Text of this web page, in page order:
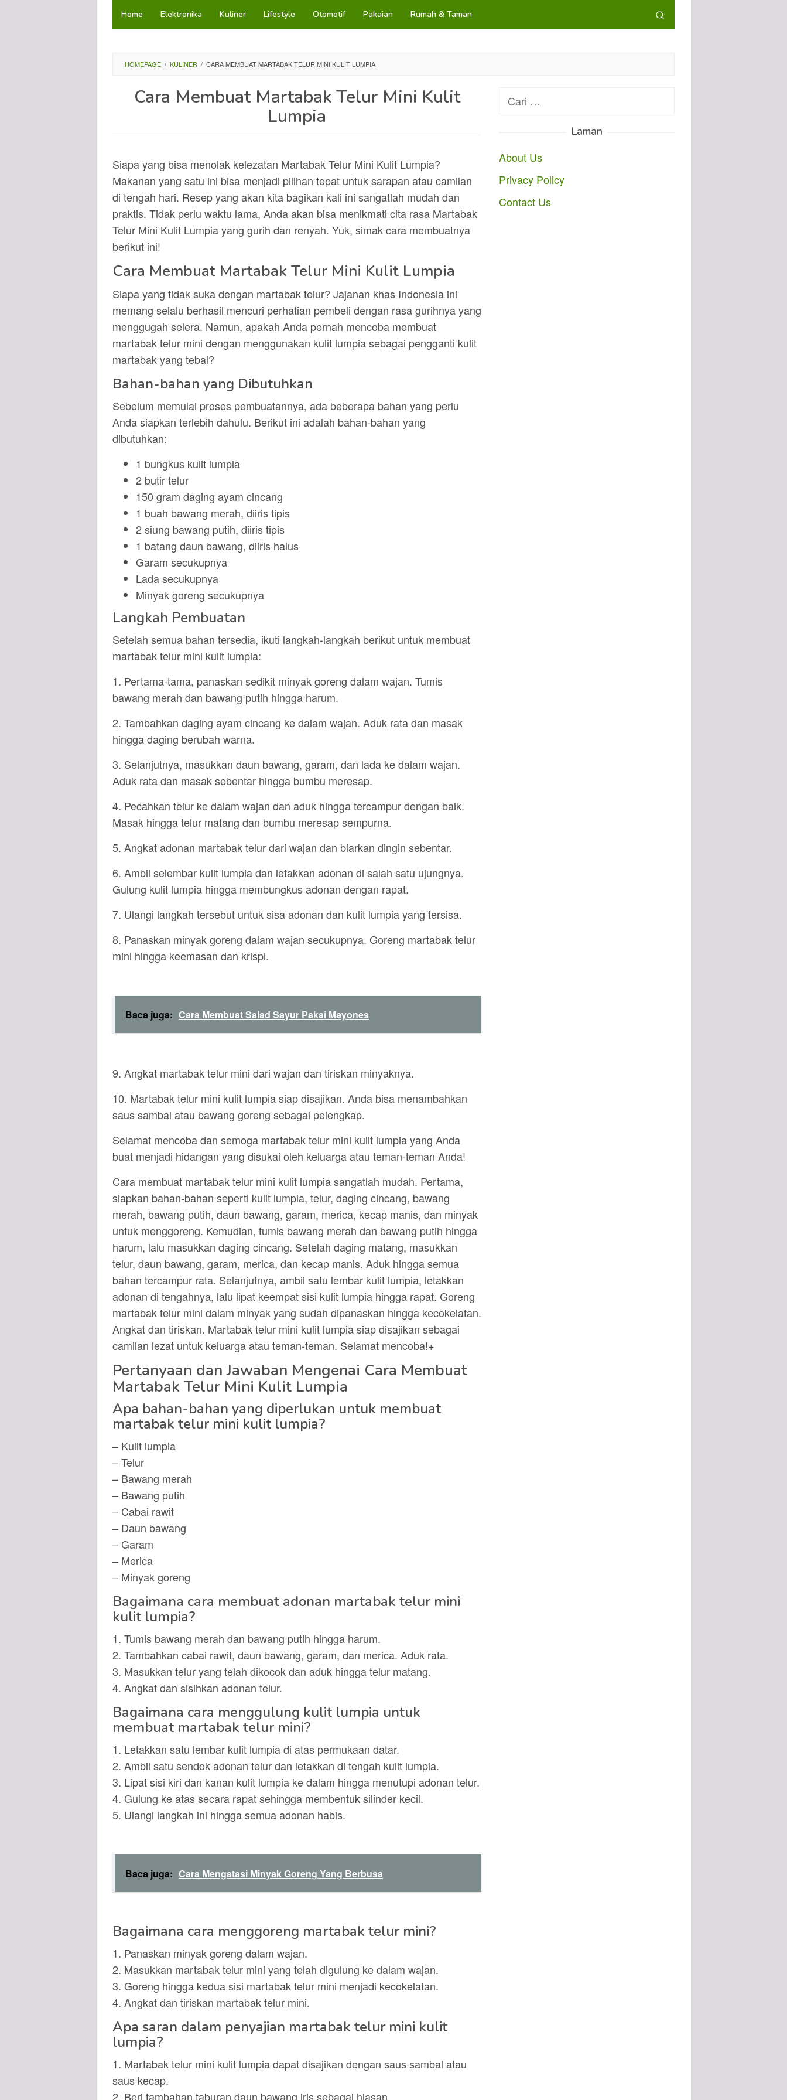
LoncatHome Elektronika Kuliner Lifestyle Otomotif Pakaian Rumah & Taman
HOMEPAGE / KULINER / CARA MEMBUAT MARTABAK TELUR MINI KULIT LUMPIA
Cara Membuat Martabak Telur Mini Kulit
Lumpia
Siapa yang bisa menolak kelezatan Martabak Telur Mini Kulit Lumpia?
Makanan yang satu ini bisa menjadi pilihan tepat untuk sarapan atau camilan
di tengah hari. Resep yang akan kita bagikan kali ini sangatlah mudah dan
praktis. Tidak perlu waktu lama, Anda akan bisa menikmati cita rasa Martabak
Telur Mini Kulit Lumpia yang gurih dan renyah. Yuk, simak cara membuatnya
berikut ini!
Cara Membuat Martabak Telur Mini Kulit Lumpia
Siapa yang tidak suka dengan martabak telur? Jajanan khas Indonesia ini
memang selalu berhasil mencuri perhatian pembeli dengan rasa gurihnya yang
menggugah selera. Namun, apakah Anda pernah mencoba membuat
martabak telur mini dengan menggunakan kulit lumpia sebagai pengganti kulit
martabak yang tebal?
Bahan-bahan yang Dibutuhkan
Sebelum memulai proses pembuatannya, ada beberapa bahan yang perlu
Anda siapkan terlebih dahulu. Berikut ini adalah bahan-bahan yang
dibutuhkan:
1 bungkus kulit lumpia
2 butir telur
150 gram daging ayam cincang
1 buah bawang merah, diiris tipis
2 siung bawang putih, diiris tipis
1 batang daun bawang, diiris halus
Garam secukupnya
Lada secukupnya
Minyak goreng secukupnya
Langkah Pembuatan
Setelah semua bahan tersedia, ikuti langkah-langkah berikut untuk membuat
martabak telur mini kulit lumpia:
1. Pertama-tama, panaskan sedikit minyak goreng dalam wajan. Tumis
bawang merah dan bawang putih hingga harum.
2. Tambahkan daging ayam cincang ke dalam wajan. Aduk rata dan masak
hingga daging berubah warna.
3. Selanjutnya, masukkan daun bawang, garam, dan lada ke dalam wajan.
Aduk rata dan masak sebentar hingga bumbu meresap.
4. Pecahkan telur ke dalam wajan dan aduk hingga tercampur dengan baik.
Masak hingga telur matang dan bumbu meresap sempurna.
5. Angkat adonan martabak telur dari wajan dan biarkan dingin sebentar.
6. Ambil selembar kulit lumpia dan letakkan adonan di salah satu ujungnya.
Gulung kulit lumpia hingga membungkus adonan dengan rapat.
7. Ulangi langkah tersebut untuk sisa adonan dan kulit lumpia yang tersisa.
8. Panaskan minyak goreng dalam wajan secukupnya. Goreng martabak telur
mini hingga keemasan dan krispi.
Baca juga: Cara Membuat Salad Sayur Pakai Mayones
9. Angkat martabak telur mini dari wajan dan tiriskan minyaknya.
10. Martabak telur mini kulit lumpia siap disajikan. Anda bisa menambahkan
saus sambal atau bawang goreng sebagai pelengkap.
Selamat mencoba dan semoga martabak telur mini kulit lumpia yang Anda
buat menjadi hidangan yang disukai oleh keluarga atau teman-teman Anda!
Cara membuat martabak telur mini kulit lumpia sangatlah mudah. Pertama,
siapkan bahan-bahan seperti kulit lumpia, telur, daging cincang, bawang
merah, bawang putih, daun bawang, garam, merica, kecap manis, dan minyak
untuk menggoreng. Kemudian, tumis bawang merah dan bawang putih hingga
harum, lalu masukkan daging cincang. Setelah daging matang, masukkan
telur, daun bawang, garam, merica, dan kecap manis. Aduk hingga semua
bahan tercampur rata. Selanjutnya, ambil satu lembar kulit lumpia, letakkan
adonan di tengahnya, lalu lipat keempat sisi kulit lumpia hingga rapat. Goreng
martabak telur mini dalam minyak yang sudah dipanaskan hingga kecokelatan.
Angkat dan tiriskan. Martabak telur mini kulit lumpia siap disajikan sebagai
camilan lezat untuk keluarga atau teman-teman. Selamat mencoba!+
Pertanyaan dan Jawaban Mengenai Cara Membuat
Martabak Telur Mini Kulit Lumpia
Apa bahan-bahan yang diperlukan untuk membuat
martabak telur mini kulit lumpia?
– Kulit lumpia
– Telur
– Bawang merah
– Bawang putih
– Cabai rawit
– Daun bawang
– Garam
– Merica
– Minyak goreng
Bagaimana cara membuat adonan martabak telur mini
kulit lumpia?
1. Tumis bawang merah dan bawang putih hingga harum.
2. Tambahkan cabai rawit, daun bawang, garam, dan merica. Aduk rata.
3. Masukkan telur yang telah dikocok dan aduk hingga telur matang.
4. Angkat dan sisihkan adonan telur.
Bagaimana cara menggulung kulit lumpia untuk
membuat martabak telur mini?
1. Letakkan satu lembar kulit lumpia di atas permukaan datar.
2. Ambil satu sendok adonan telur dan letakkan di tengah kulit lumpia.
3. Lipat sisi kiri dan kanan kulit lumpia ke dalam hingga menutupi adonan telur.
4. Gulung ke atas secara rapat sehingga membentuk silinder kecil.
5. Ulangi langkah ini hingga semua adonan habis.
Baca juga: Cara Mengatasi Minyak Goreng Yang Berbusa
Bagaimana cara menggoreng martabak telur mini?
1. Panaskan minyak goreng dalam wajan.
2. Masukkan martabak telur mini yang telah digulung ke dalam wajan.
3. Goreng hingga kedua sisi martabak telur mini menjadi kecokelatan.
4. Angkat dan tiriskan martabak telur mini.
Apa saran dalam penyajian martabak telur mini kulit
lumpia?
1. Martabak telur mini kulit lumpia dapat disajikan dengan saus sambal atau
saus kecap.
2. Beri tambahan taburan daun bawang iris sebagai hiasan.
Cari
Laman
About Us
Privacy Policy
Contact Us